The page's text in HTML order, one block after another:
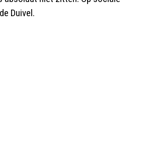
Duivel.